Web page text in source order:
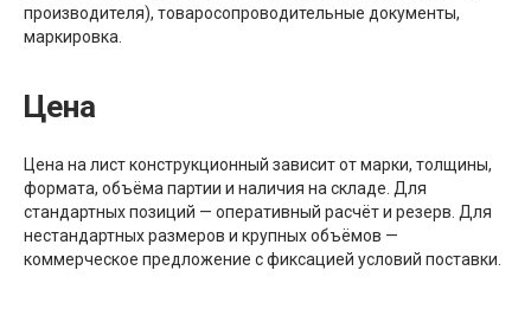
производителя), товаросопроводительные документы,
маркировка.
Цена
Цена на лист конструкционный зависит от марки, толщины,
формата, объёма партии и наличия на складе. Для
стандартных позиций — оперативный расчёт и резерв. Для
нестандартных размеров и крупных объёмов —
коммерческое предложение с фиксацией условий поставки.